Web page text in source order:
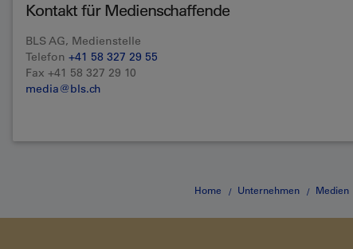
Kontakt für Medienschaffende
BLS AG, Medienstelle
Telefon +41 58 327 29 55
Fax +41 58 327 29 10
media@bls.ch
Home Unternehmen Medien